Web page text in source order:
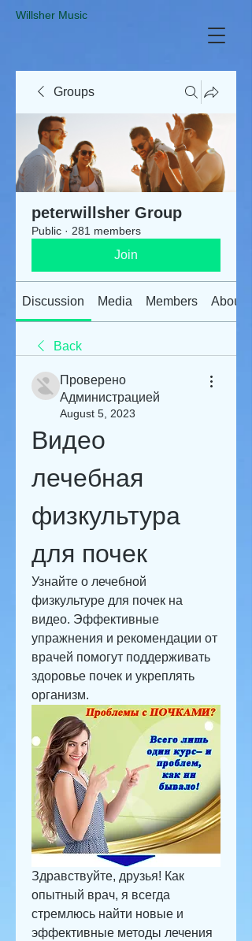
​Willsher Music
Groups
peterwillsher Group
Public · 281 members
Join
Discussion Media Members About
Back
Проверено
Администрацией
August 5, 2023
Видео
лечебная
физкультура
для почек
Узнайте о лечебной
физкультуре для почек на
видео. Эффективные
упражнения и рекомендации от
врачей помогут поддерживать
здоровье почек и укреплять
организм.
Здравствуйте, друзья! Как
опытный врач, я всегда
стремлюсь найти новые и
эффективные методы лечения